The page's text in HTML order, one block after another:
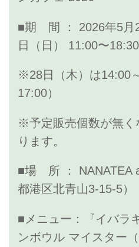
■期 間 ： 2026年5月
日（日） 11:00〜
※28日（木）は14:00
17:00）
※予定販売個数が無く
ります。
■場 所 ： NANATEA
都港区北青山3-15-5）
■メニュー：『イバラ
ンボウル マイスター